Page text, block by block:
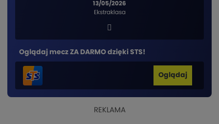
13/05/2026
Ekstraklasa
Oglądaj mecz ZA DARMO dzięki STS!
Oglądaj
REKLAMA